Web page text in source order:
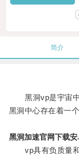
简介
黑洞vp是宇宙中
黑洞中心存在着一
黑洞加速官网下载
vp具有负质量和